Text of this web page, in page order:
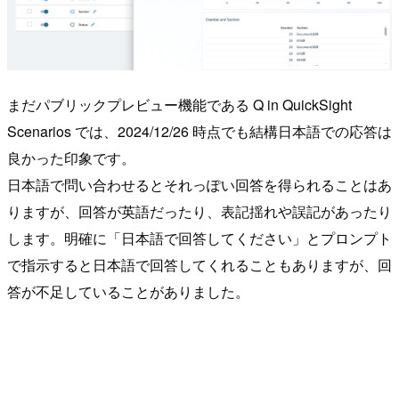
まだパブリックプレビュー機能である Q in QuickSight
Scenarios では、2024/12/26 時点でも結構日本語での応答は
良かった印象です。
日本語で問い合わせるとそれっぽい回答を得られることはあ
りますが、回答が英語だったり、表記揺れや誤記があったり
します。明確に「日本語で回答してください」とプロンプト
で指示すると日本語で回答してくれることもありますが、回
答が不足していることがありました。